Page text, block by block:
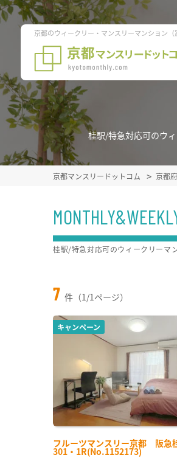
京都のウィークリー・マンスリーマンション（
桂駅/特急対応可のウ
京都マンスリードットコム 京都府
7 件（1/1ページ）
キャンペーン
フルーツマンスリー京都 阪急
301・1R(No.1152173)
桂駅/特急対応可のウィークリーマ